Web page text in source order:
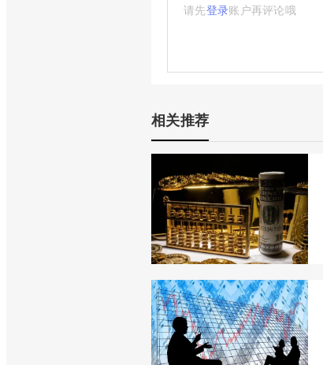
请先登录账户再评论哦
相关推荐